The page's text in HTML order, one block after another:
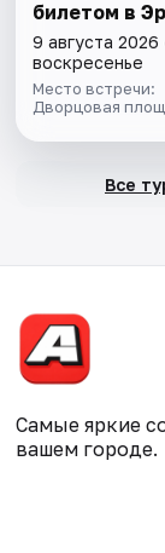
билетом в
9 августа 2026
воскресенье
Место встречи:
Дворцовая
Все
Самые яркие
вашем городе.